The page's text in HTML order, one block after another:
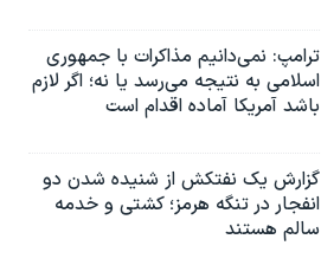
ترامپ: نمی‌دانیم مذاکرات با جمهوری
اسلامی به نتیجه می‌رسد یا نه؛ اگر لازم
باشد آمریکا آماده اقدام است
گزارش یک نفتکش از شنیده شدن دو
انفجار در تنگه هرمز؛ کشتی و خدمه
سالم هستند